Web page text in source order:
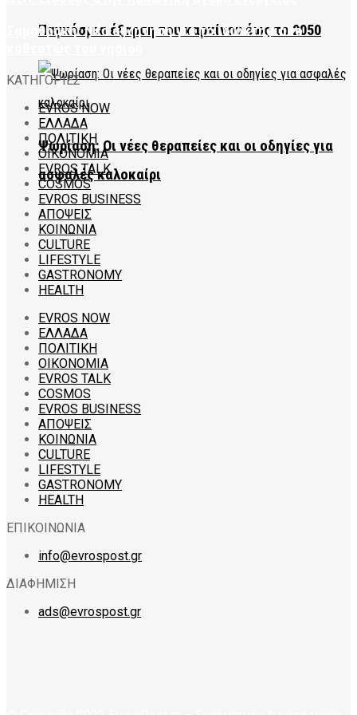
Παγκόσμια έξαρση του καρκίνου έως το 2050
Ψωρίαση: Οι νέες θεραπείες και οι οδηγίες για
ασφαλές καλοκαίρι
Σαμοθράκη: Νέα συζήτηση για το ιδιοκτησιακό
ΚΑΤΗΓΟΡΙΕΣ
EVROS NOW
ΕΛΛΑΔΑ
ΠΟΛΙΤΙΚΗ
ΟΙΚΟΝΟΜΙΑ
EVROS TALK
COSMOS
EVROS BUSINESS
ΑΠΟΨΕΙΣ
ΚΟΙΝΩΝΙΑ
CULTURE
LIFESTYLE
GASTRONOMY
HEALTH
EVROS NOW
ΕΛΛΑΔΑ
ΠΟΛΙΤΙΚΗ
ΟΙΚΟΝΟΜΙΑ
EVROS TALK
COSMOS
EVROS BUSINESS
ΑΠΟΨΕΙΣ
ΚΟΙΝΩΝΙΑ
CULTURE
LIFESTYLE
GASTRONOMY
HEALTH
ΕΠΙΚΟΙΝΩΝΙΑ
info@evrospost.gr
ΔΙΑΦΗΜΙΣΗ
ads@evrospost.gr